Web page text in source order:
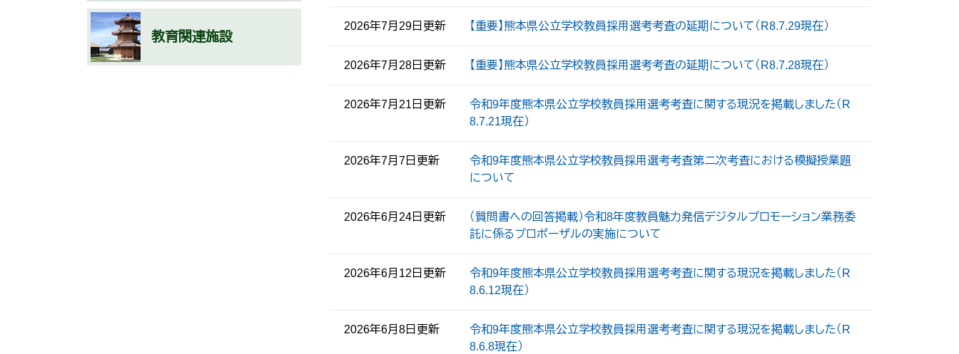
2026年7月29日更新 【重要】熊本県公立学校教員採用選考考査の延期について（R8.7.29現在）
2026年7月28日更新 【重要】熊本県公立学校教員採用選考考査の延期について（R8.7.28現在）
2026年7月21日更新
令和9年度熊本県公立学校教員採用選考考査に関する現況を掲載しました（R
8.7.21現在）
2026年7月7日更新
令和9年度熊本県公立学校教員採用選考考査第二次考査における模擬授業題
について
2026年6月24日更新
（質問書への回答掲載）令和8年度教員魅力発信デジタルプロモーション業務委
託に係るプロポーザルの実施について
2026年6月12日更新
令和9年度熊本県公立学校教員採用選考考査に関する現況を掲載しました（R
8.6.12現在）
2026年6月8日更新
令和9年度熊本県公立学校教員採用選考考査に関する現況を掲載しました（R
8.6.8現在）
教育関連施設